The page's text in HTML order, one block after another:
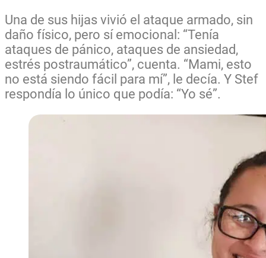
Una de sus hijas vivió el ataque armado, sin
daño físico, pero sí emocional: “Tenía
ataques de pánico, ataques de ansiedad,
estrés postraumático”, cuenta. “Mami, esto
no está siendo fácil para mí”, le decía. Y Stef
respondía lo único que podía: “Yo sé”.